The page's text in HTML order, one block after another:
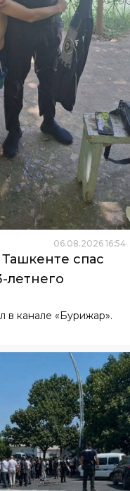
06.08.2026 16:54
спас
летнего
в канале «Бурижар».